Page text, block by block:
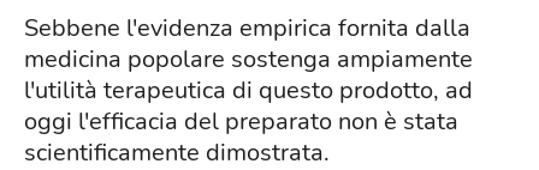
Sebbene l'evidenza empirica fornita dalla
medicina popolare sostenga ampiamente
l'utilità terapeutica di questo prodotto, ad
oggi l'efficacia del preparato non è stata
scientificamente dimostrata.